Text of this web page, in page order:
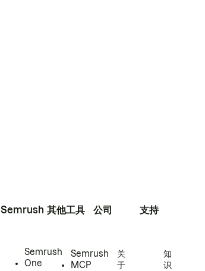
Semrush
Semrush
One
其他工具
Semrush
MCP
公司
关
于
支持
知
识